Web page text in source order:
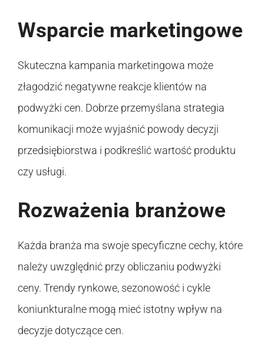
Wsparcie marketingowe
Skuteczna kampania marketingowa może
złagodzić negatywne reakcje klientów na
podwyżki cen. Dobrze przemyślana strategia
komunikacji może wyjaśnić powody decyzji
przedsiębiorstwa i podkreślić wartość produktu
czy usługi.
Rozważenia branżowe
Każda branża ma swoje specyficzne cechy, które
należy uwzględnić przy obliczaniu podwyżki
ceny. Trendy rynkowe, sezonowość i cykle
koniunkturalne mogą mieć istotny wpływ na
decyzje dotyczące cen.